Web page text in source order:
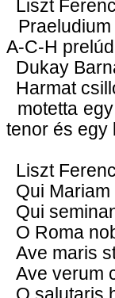
Liszt Ferenc
A-C-H
Dukay
Harmat
motetta
tenor és egy
Liszt Ferenc
Qui
Qui
O Roma
Ave maris
Ave verum